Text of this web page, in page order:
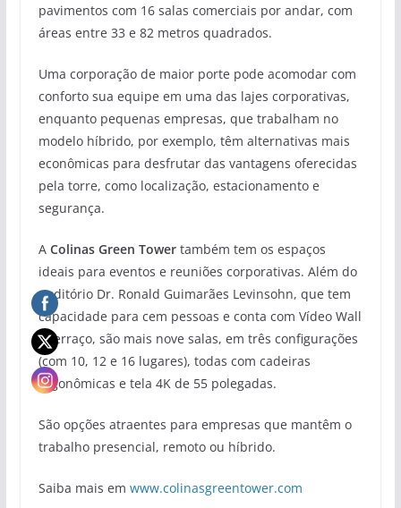
pavimentos com 16 salas comerciais por andar, com
áreas entre 33 e 82 metros quadrados.
Uma corporação de maior porte pode acomodar com
conforto sua equipe em uma das lajes corporativas,
enquanto pequenas empresas, que trabalham no
modelo híbrido, por exemplo, têm alternativas mais
econômicas para desfrutar das vantagens oferecidas
pela torre, como localização, estacionamento e
segurança.
AColinas Green Towertambém tem os espaços
ideais para eventos e reuniões corporativas. Além do
auditório Dr. Ronald Guimarães Levinsohn, que tem
capacidade para cem pessoas e conta com Vídeo Wall
e terraço, são mais nove salas, em três configurações
(com 10, 12 e 16 lugares), todas com cadeiras
ergonômicas e tela 4K de 55 polegadas.
São opções atraentes para empresas que mantêm o
trabalho presencial, remoto ou híbrido.
Saiba mais em www.colinasgreentower.com